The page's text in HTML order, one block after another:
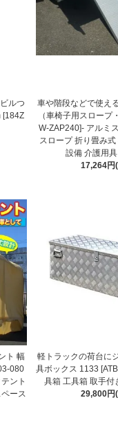
ルつ
[184Z
車や階段などで使え
（車椅子用スロープ
W-ZAP240]- アルミ
スロープ 折り畳み
設備 介護用
17,264円
ト 幅
080
ント
ース
軽トラックの荷台に
具ボックス 1133
具箱 工具箱 取手付
29,800円